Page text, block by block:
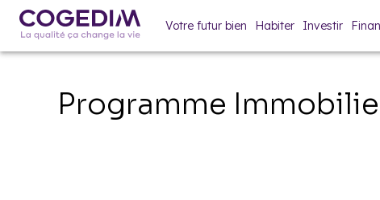
Votre futur bien Habiter Investir
Programme